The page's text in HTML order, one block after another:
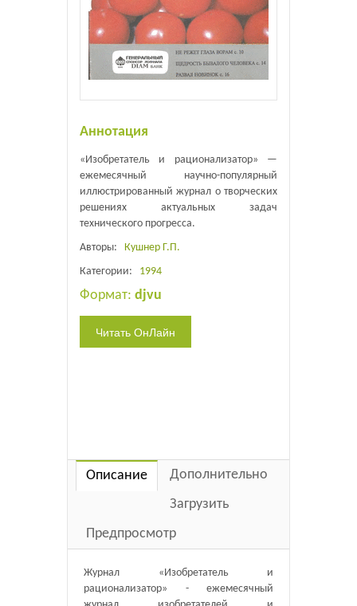
Аннотация
«Изобретатель и рационализатор» —
ежемесячный научно-популярный
иллюстрированный журнал о творческих
решениях актуальных задач
технического прогресса.
Авторы: Кушнер Г.П.
Категории: 1994
Формат: djvu
Описание
Дополнительно
Загрузить
Предпросмотр
Журнал «Изобретатель и
рационализатор» - ежемесячный